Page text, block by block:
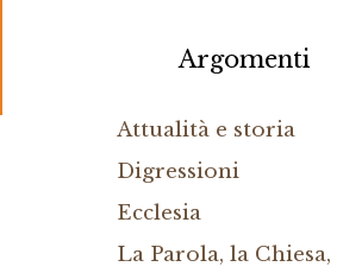
Argomenti
Attualità e storia
Digressioni
Ecclesia
La Parola, la